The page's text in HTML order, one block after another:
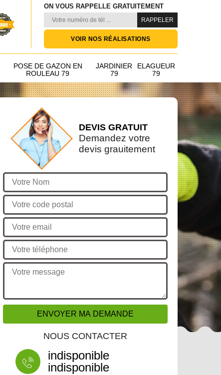
ON VOUS RAPPELLE GRATUITEMENT
VOIR NOS RÉALISATIONS
POSE DE GAZON EN
ROULEAU 79
JARDINIER
79
ELAGUEUR
79
DEVIS GRATUIT
Demandez votre
devis grauitement
NOUS CONTACTER
indisponible
indisponible